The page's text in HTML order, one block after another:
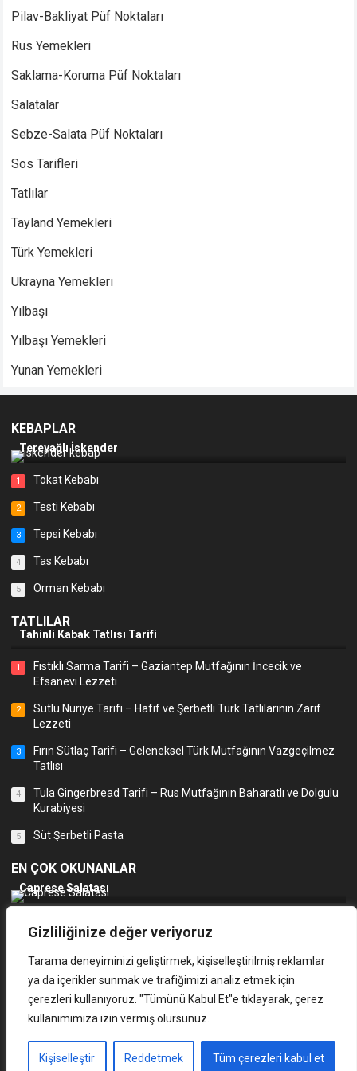
Gizliliğinize değer veriyoruz
Tarama deneyiminizi geliştirmek, kişiselleştirilmiş reklamlar
ya da içerikler sunmak ve trafiğimizi analiz etmek için
çerezleri kullanıyoruz. "Tümünü Kabul Et"e tıklayarak, çerez
kullanımımıza izin vermiş olursunuz.
Kişiselleştir Reddetmek Tüm çerezleri kabul et
Pilav-Bakliyat Püf Noktaları
Rus Yemekleri
Saklama-Koruma Püf Noktaları
Salatalar
Sebze-Salata Püf Noktaları
Sos Tarifleri
Tatlılar
Tayland Yemekleri
Türk Yemekleri
Ukrayna Yemekleri
Yılbaşı
Yılbaşı Yemekleri
Yunan Yemekleri
KEBAPLAR
Tereyağlı İskender
1 Tokat Kebabı
2 Testi Kebabı
3 Tepsi Kebabı
4 Tas Kebabı
5 Orman Kebabı
TATLILAR
Tahinli Kabak Tatlısı Tarifi
1
Fıstıklı Sarma Tarifi – Gaziantep Mutfağının İncecik ve
Efsanevi Lezzeti
2
Sütlü Nuriye Tarifi – Hafif ve Şerbetli Türk Tatlılarının Zarif
Lezzeti
3
Fırın Sütlaç Tarifi – Geleneksel Türk Mutfağının Vazgeçilmez
Tatlısı
4
Tula Gingerbread Tarifi – Rus Mutfağının Baharatlı ve Dolgulu
Kurabiyesi
5 Süt Şerbetli Pasta
EN ÇOK OKUNANLAR
Caprese Salatası
Adana Kebap
Tüm Hakları Saklıdır. © 2024 | TasarımTeknonic